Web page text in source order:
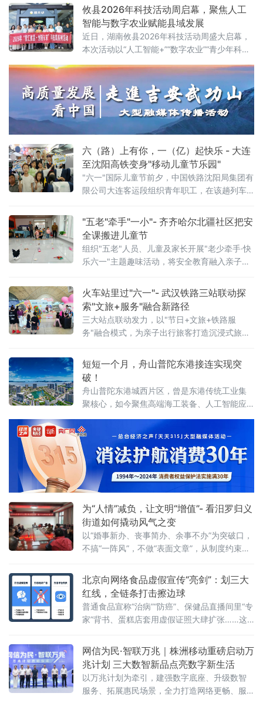
攸县2026年科技活动周启幕，聚焦人工
智能与数字农业赋能县域发展
近日，湖南攸县2026年科技活动周盛大启幕，
本次活动以“人工智能+”“数字农业”“青少年科
及“培育好强科创兴产业的动能”行动展开，全方
位展示了攸县在科技创新驱动下，产业升级、
绿色发展和智慧教育领域取得的崭新成果，为
攸县的高质量发展注入了强劲的科技动力。
六（路）上有你，一（亿）起快乐 - 大连
至沈阳高铁变身"移动儿童节乐园"
"六一"国际儿童节前夕，中国铁路沈阳局集团有
限公司大连客运段组织青年职工，在该趟列车
这个六一，坐高铁去撒
"五老"牵手"一小"- 齐齐哈尔北疆社区把安
全课搬进儿童节
组织"五老"人员、儿童及家长开展"老少牵手·快
乐六一"主题趣味活动，将安全教育融入亲子游
现场设置了多项互动游戏，社区"五老"与孩子们
携手参与、亲密配合。"五老"人员耐心示范游戏
火车站里过"六一"- 武汉铁路三站联动探
索"文旅+服务"融合新路径
三大站点联动发力，以"节日+文旅+铁路服
务"融合模式，为亲子出行旅客打造沉浸式旅途
站、武汉东站设联动分会场，重点面向环线列
车亲子出行旅客打造特色服务。活动前期，车
站依
短短一个月，舟山普陀东港接连实现突
破！
舟山普陀东港城西片区，曾是东港传统工业集
聚核心，如今聚焦高端海工装备、人工智能应
批优质企业相继落地，汽车零售总部集聚区也
加速成型，新能源汽车集合店二期等关键项目
稳步推进，发展动能持续增强。
为“人情”减负，让文明“增值”- 看汨罗归义
街道如何撬动风气之变
以“婚事新办、丧事简办、余事不办”为突破口，
不搞“一阵风”，不做“表面文章”，从制度约束到
常，走出一条系统化、常态化的移
北京向网络食品虚假宣传“亮剑”：划三大
红线，全链条打击擦边球
普通食品宣称“治病”“防癌”、保健品直播间里“专
家”背书、蛋糕店套用虚假证照大肆扩张……这
从源头到终端的精准打击。近日，北京市市场
监管局在全市范围内启动网络食品销售虚假宣
传专项整治行动，围绕网络食品销售全链条，
划设虚假商业营销、虚假违法广告、平台及直
播相关违法行为三大类“红线”，严厉查处各类虚
网信为民·智联万兆｜株洲移动重磅启动万
兆计划 三大数智新品点亮数字新生活
以万兆计划为牵引，建强数字底座、升级数智
服务、拓展惠民场景，全力打造网络更畅、服